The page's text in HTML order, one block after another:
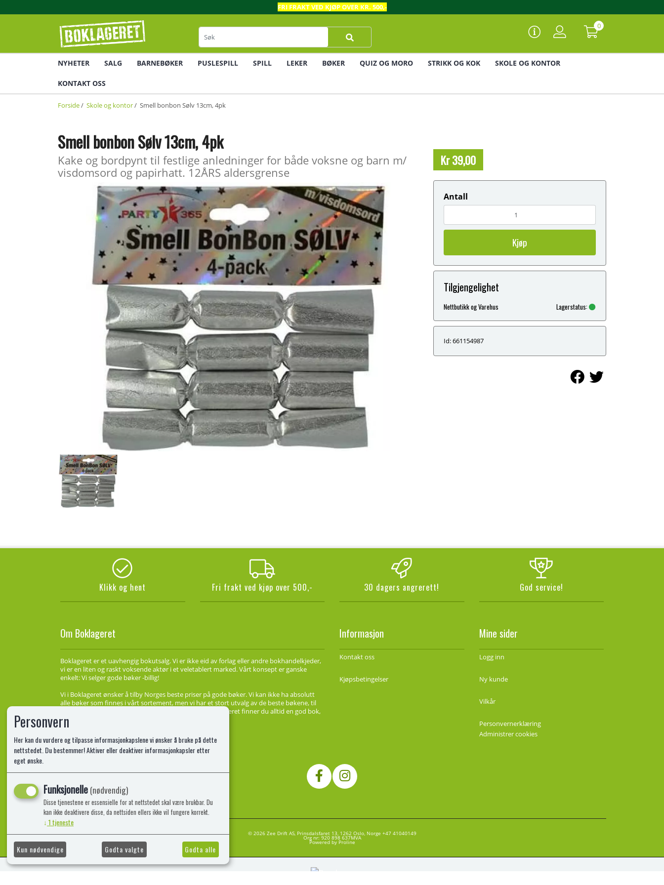
FRI FRAKT VED KJØP OVER KR. 500,-
0
NYHETER SALG BARNEBØKER PUSLESPILL SPILL LEKER BØKER QUIZ OG MORO STRIKK OG KOK SKOLE OG KONTOR
KONTAKT OSS
Forside/ Skole og kontor/ Smell bonbon Sølv 13cm, 4pk
Smell bonbon Sølv 13cm, 4pk
Kake og bordpynt til festlige anledninger for både voksne og barn m/
visdomsord og papirhatt. 12ÅRS aldersgrense
Kr 39,00
Antall
Kjøp
Tilgjengelighet
Nettbutikk og Varehus Lagerstatus:
Id: 661154987
Klikk og hent Fri frakt ved kjøp over 500,- 30 dagers angrerett! God service!
Om Boklageret
Boklageret er et uavhengig bokutsalg. Vi er ikke eid av forlag eller andre bokhandelkjeder,
vi er en liten og raskt voksende aktør i et veletablert marked. Vårt konsept er ganske
enkelt: Vi selger gode bøker -billig!
Vi i Boklageret ønsker å tilby Norges beste priser på gode bøker. Vi kan ikke ha absolutt
alle bøker som finnes i vårt sortement, men vi har et stort utvalg av de beste bøkene, til
de beste prisene. Vi har bøker for enhver smak, på Boklageret finner du alltid en god bok,
enten det er til deg selv, eller du vil glede andre.
Informasjon
Kontakt oss
Kjøpsbetingelser
Mine sider
Logg inn
Ny kunde
Vilkår
Personvernerklæring
Administrer cookies
© 2026 Zee Drift AS, Prinsdalsfaret 13, 1262 Oslo, Norge +47 41040149
Org nr: 920 898 637MVA
Powered by Proline
Personvern
Her kan du vurdere og tilpasse informasjonkapslene vi ønsker å bruke på dette
nettstedet. Du bestemmer! Aktiver eller deaktiver informasjonkapsler etter
eget ønske.
Funksjonelle(nødvendig)
Disse tjenestene er essensielle for at nettstedet skal være brukbar. Du
kan ikke deaktivere disse, da nettsiden ellers ikke vil fungere korrekt.
↓ 1tjeneste
Kun nødvendige Godta valgte Godta alle